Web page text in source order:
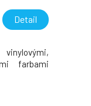
Detail
farbami